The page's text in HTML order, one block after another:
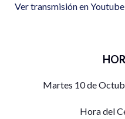
Ver transmisión en Youtube
Martes 10 de
Hora del